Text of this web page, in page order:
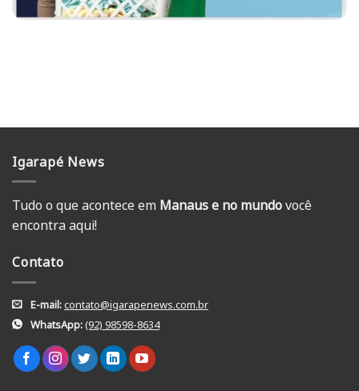
Igarapé News
Tudo o que acontece em Manaus e no mundovocê
encontra aqui!
Contato
E-mail:contato@igarapenews.com.br
WhatsApp:(92) 98598-8634